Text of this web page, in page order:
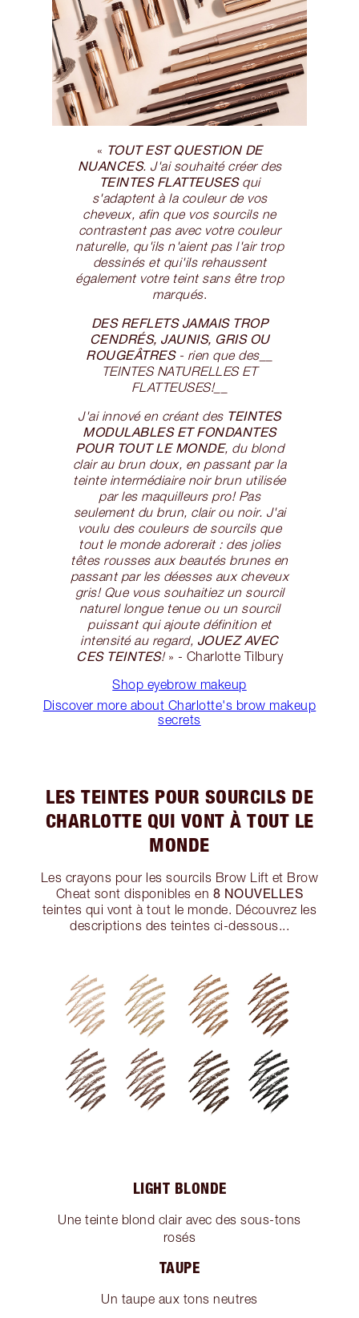
« TOUT EST QUESTION DE
NUANCES. J'ai souhaité créer des
TEINTES FLATTEUSESqui
s'adaptent à la couleur de vos
cheveux, afin que vos sourcils ne
contrastent pas avec votre couleur
naturelle, qu'ils n'aient pas l'air trop
dessinés et qui'ils rehaussent
également votre teint sans être trop
marqués.
DES REFLETS JAMAIS TROP
CENDRÉS, JAUNIS, GRIS OU
ROUGEÂTRES- rien que des__
TEINTES NATURELLES ET
FLATTEUSES!__
J'ai innové en créant des TEINTES
MODULABLES ET FONDANTES
POUR TOUT LE MONDE, du blond
clair au brun doux, en passant par la
teinte intermédiaire noir brun utilisée
par les maquilleurs pro! Pas
seulement du brun, clair ou noir. J'ai
voulu des couleurs de sourcils que
tout le monde adorerait : des jolies
têtes rousses aux beautés brunes en
passant par les déesses aux cheveux
gris! Que vous souhaitiez un sourcil
naturel longue tenue ou un sourcil
puissant qui ajoute définition et
intensité au regard, JOUEZ AVEC
CES TEINTES!» - Charlotte Tilbury
Shop eyebrow makeup
Discover more about Charlotte's brow makeup
secrets
LES TEINTES POUR SOURCILS DE
CHARLOTTE QUI VONT À TOUT LE
MONDE
Les crayons pour les sourcils Brow Lift et Brow
Cheat sont disponibles en 8 NOUVELLES
teintes qui vont à tout le monde. Découvrez les
descriptions des teintes ci-dessous...
LIGHT BLONDE
Une teinte blond clair avec des sous-tons
rosés
TAUPE
Un taupe aux tons neutres